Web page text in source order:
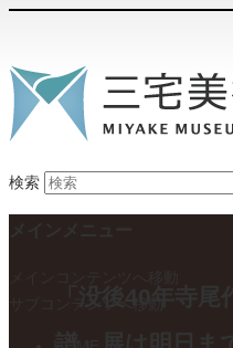
検索